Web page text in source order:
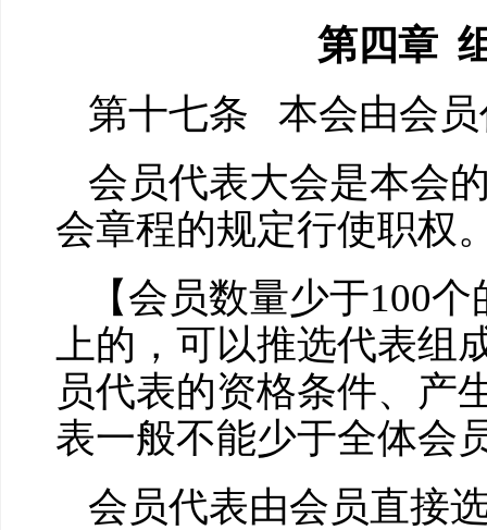
第四章
第十七条 本会由会
会员代表大会是本会
会章程的规定行使职权
【会员数量少于100
上的，可以推选代表
员代表的资格条件、产
表一般不能少于全体会
会员代表由会员直接